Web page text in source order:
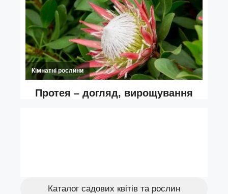
Каталог садових квітів та рослин